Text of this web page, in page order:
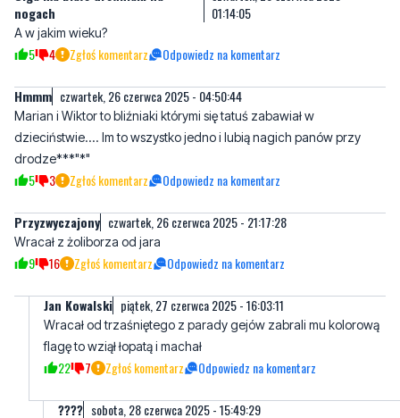
Hmmm czwartek, 26 czerwca 2025 - 04:50:44
Marian i Wiktor to bliźniaki którymi się tatuś zabawiał w
drodze***"*"
5 3 Zgłoś komentarz Odpowiedz na komentarz
Przyzwyczajony
Wracał z żoliborza od jara
Jan Kowalski piątek, 27 czerwca 2025 - 16:03:11
Wracał od trzaśniętego z parady gejów zabrali mu kolorową
22 7 Zgłoś komentarz Odpowiedz na komentarz
???? sobota, 28 czerwca 2025 - 15:49:29
To był wyborca Tadeusza Batyra oszusta mieszkaniowego
4 7 Zgłoś komentarz Odpowiedz na komentarz